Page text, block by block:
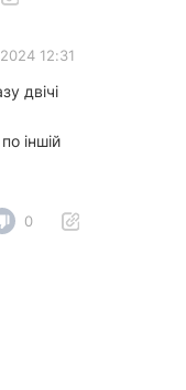
12:31
двічі
іншій
0